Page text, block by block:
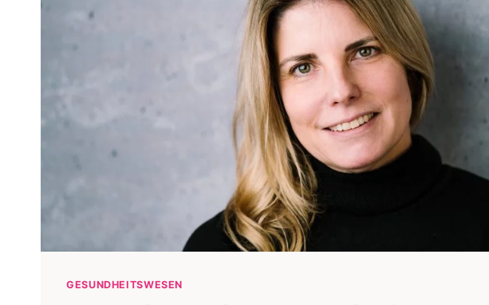
GESUNDHEITSWESEN